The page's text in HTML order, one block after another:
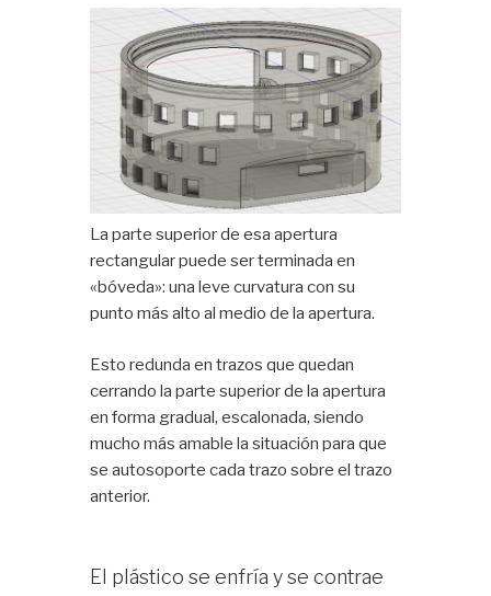
La parte superior de esa apertura
rectangular puede ser terminada en
«bóveda»: una leve curvatura con su
punto más alto al medio de la apertura.
Esto redunda en trazos que quedan
cerrando la parte superior de la apertura
en forma gradual, escalonada, siendo
mucho más amable la situación para que
se autosoporte cada trazo sobre el trazo
anterior.
El plástico se enfría y se contrae